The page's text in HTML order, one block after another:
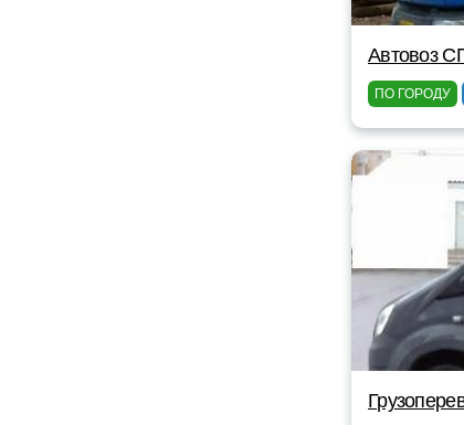
Автовоз
ПО ГОРОДУ